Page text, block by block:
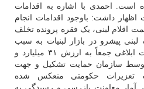
ریال بوده است. احمدی با اشاره به اقدامات
داشت: باوجود اقدامات انجام
اقلام لبنی، یک فقره پرونده تخلف
پیشرو در بازار لبنیات به سبب
عدم رعایت ضوابط و مقررات ابلاغی جمعاً به ارزش ۳۱ میلیارد و
هزار ریال توسط سازمان حمایت تشکیل و جهت
تعزیرات حکومتی منعکس شده